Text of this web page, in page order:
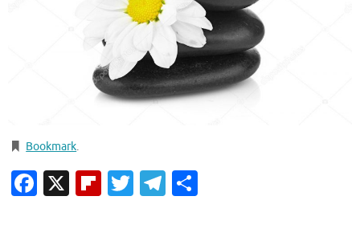
Bookmark.
Facebook
X Flipboard
TwitterTelegram